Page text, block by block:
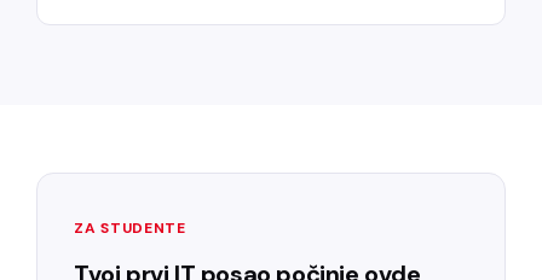
ZA STUDENTE